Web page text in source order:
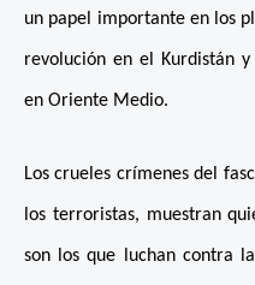
un papel importante en los
revolución en el Kurdistán
en Oriente Medio.
Los crueles crímenes del
los terroristas, muestran
son los que luchan contra